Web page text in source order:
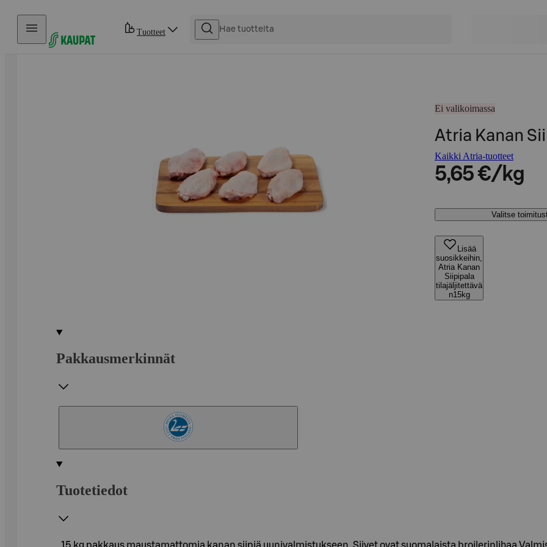
Hyppää sisältöön
Tuotteet
Ei valikoimassa
Atria Kanan
Kaikki Atria-tuotteet
5,65 €/kg
Valitse
Lisää
suosikkeihin,
Atria Kanan
Siipipala
tilajäljitettävä
n15kg
Pakkausmerkinnät
Tuotetiedot
15 kg pakkaus maustamattomia kanan siipiä uunivalmistukseen. Siivet ovat suomalaista